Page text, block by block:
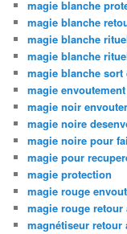
magie blanche
magie blanche
magie blanche
magie blanche
magie blanche sort
magie
magie noir
magie noire
magie noire pour
magie pour
magie protection
magie rouge
magie rouge retour
magnétiseur retour